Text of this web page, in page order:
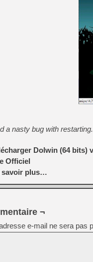
a nasty bug with restarting.
Dolwin (64 bits)
Officiel
savoir plus…
¬
e-mail ne sera pas